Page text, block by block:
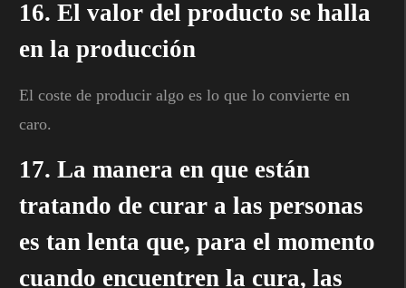
16. El valor del producto se halla
en la producción
El coste de producir algo es lo que lo convierte en
caro.
17. La manera en que están
tratando de curar a las personas
es tan lenta que, para el momento
cuando encuentren la cura, las